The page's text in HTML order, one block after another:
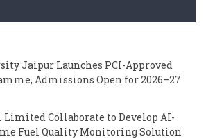
Jaipur Launches PCI-Approved
Admissions Open for 2026–27
Limited Collaborate to Develop AI-
Fuel Quality Monitoring Solution